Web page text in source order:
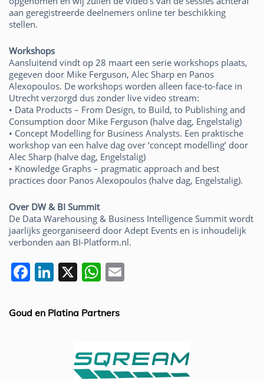
aan geregistreerde deelnemers online ter beschikking
stellen.
Workshops
Aansluitend vindt op 28 maart een serie workshops plaats,
gegeven door Mike Ferguson, Alec Sharp en Panos
Alexopoulos. De workshops worden alleen face-to-face in
Utrecht verzorgd dus zonder live video stream:
• Data Products – From Design, to Build, to Publishing and
Consumption door Mike Ferguson (halve dag, Engelstalig)
• Concept Modelling for Business Analysts. Een praktische
workshop van een halve dag over ‘concept modelling’ door
Alec Sharp (halve dag, Engelstalig)
• Knowledge Graphs – pragmatic approach and best
practices door Panos Alexopoulos (halve dag, Engelstalig).
Over DW & BI Summit
De Data Warehousing & Business Intelligence Summit wordt
jaarlijks georganiseerd door Adept Events en is inhoudelijk
verbonden aan BI-Platform.nl.
F
c
Li
k
X W
at
A
p
Goud en Platina Partners